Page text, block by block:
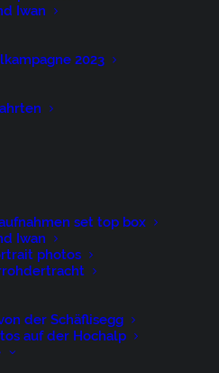
Iwan
2023
set top box
Iwan
photos
der Schäflisegg
auf der Hochalp